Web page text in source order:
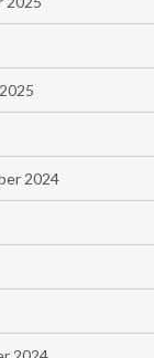
2024